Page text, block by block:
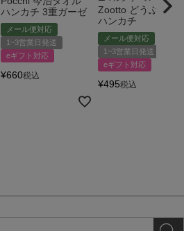
ハンカチ 3重ガーゼ
メール便対応
1~3営業日発送
eギフト対応
¥660税込
Zootto どうぶつ柄
ハンカチ
メール便対応
1~3営業日発送
eギフト対応
¥495税込